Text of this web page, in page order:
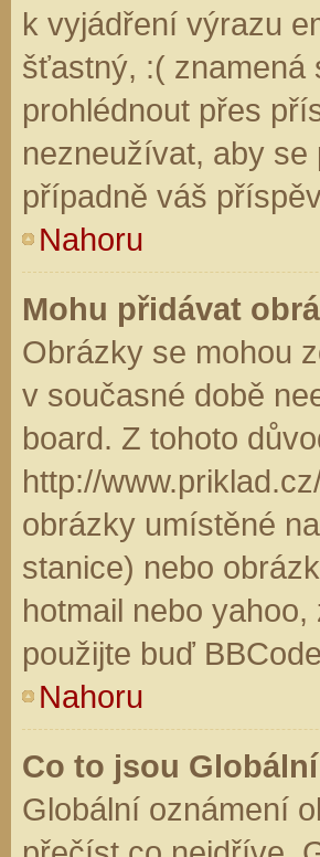
k vyjádření výrazu
šťastný, :( znamená
prohlédnout přes
nezneužívat, aby
případně váš
Nahoru
Mohu přidávat
Obrázky se mohou
v současné době
board. Z tohoto
http://
obrázky umístěné
stanice) nebo
hotmail nebo
použijte buď
Nahoru
Co to jsou
Globální oznámení